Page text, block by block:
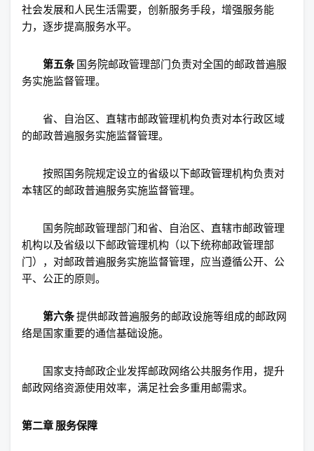
社会发展和人民生活需要，创新服务手段，增强服务能
力，逐步提高服务水平。
第五条国务院邮政管理部门负责对全国的邮政普遍服
务实施监督管理。
省、自治区、直辖市邮政管理机构负责对本行政区域
的邮政普遍服务实施监督管理。
按照国务院规定设立的省级以下邮政管理机构负责对
本辖区的邮政普遍服务实施监督管理。
国务院邮政管理部门和省、自治区、直辖市邮政管理
机构以及省级以下邮政管理机构（以下统称邮政管理部
门），对邮政普遍服务实施监督管理，应当遵循公开、公
平、公正的原则。
第六条提供邮政普遍服务的邮政设施等组成的邮政网
络是国家重要的通信基础设施。
国家支持邮政企业发挥邮政网络公共服务作用，提升
邮政网络资源使用效率，满足社会多重用邮需求。
第二章 服务保障